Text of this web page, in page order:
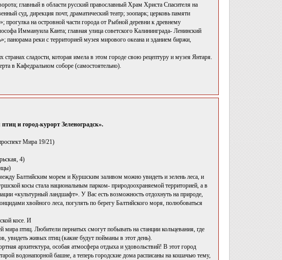
главный в области русский православный Храм Христа Спасителя на
суд, дирекция почт, драматический театр; зоопарк; церковь памяти
на островной части города от Рыбной деревни к древнему
Иммануила Канта; главная улица советского Калининграда- Ленинский
реки с территорией музея мирового океана и зданием биржи,
сладости, которая имела в этом городе свою рецептуру и музея Янтаря.
в Кафедральном соборе (самостоятельно).
и город-курорт Зеленоградск».
Мира 19/21)
4)
Балтийским морем и Куршским заливом можно увидеть и зелень леса, и
косы стала национальным парком- природоохраняемой территорией, а в
«культурный ландшафт». У Вас есть возможность отдохнуть на природе,
хвойного леса, погулять по берегу Балтийского моря, полюбоваться
косе. И
птиц. Любители пернатых смогут побывать на станции кольцевания, где
увидеть живых птиц (какие будут пойманы в этот день).
архитектура, особая атмосфера отдыха и удовольствий! В этот город
водонапорной башне, а теперь городские дома расписаны на кошачью тему,